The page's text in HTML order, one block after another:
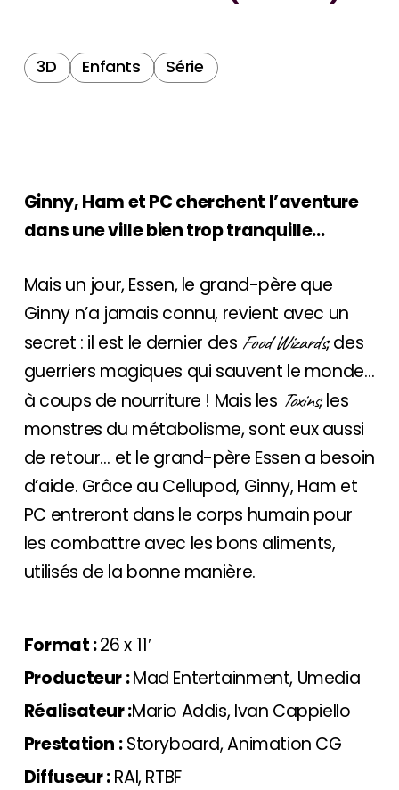
3D Enfants Série
Ginny, Ham et PC cherchent l’aventure
dans une ville bien trop tranquille…
Mais un jour, Essen, le grand-père que
Ginny n’a jamais connu, revient avec un
secret : il est le dernier des Food Wizards, des
guerriers magiques qui sauvent le monde…
à coups de nourriture ! Mais les Toxins, les
monstres du métabolisme, sont eux aussi
de retour… et le grand-père Essen a besoin
d’aide. Grâce au Cellupod, Ginny, Ham et
PC entreront dans le corps humain pour
les combattre avec les bons aliments,
utilisés de la bonne manière.
Format :26 x 11′
Producteur :Mad Entertainment, Umedia
Réalisateur :Mario Addis, Ivan Cappiello
Prestation : Storyboard, Animation CG
Diffuseur :RAI, RTBF